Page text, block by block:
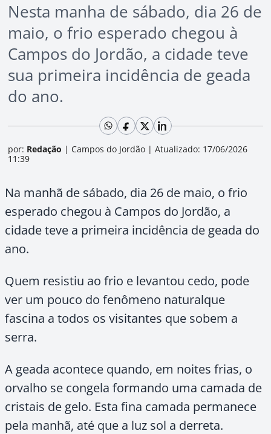
Nesta manha de sábado, dia 26 de
maio, o frio esperado chegou à
Campos do Jordão, a cidade teve
sua primeira incidência de geada
do ano.
por: Redação | Campos do Jordão | Atualizado: 17/06/2026
11:39
Na manhã de sábado, dia 26 de maio, o frio
esperado chegou à Campos do Jordão, a
cidade teve a primeira incidência de geada do
ano.
Quem resistiu ao frio e levantou cedo, pode
ver um pouco do fenômeno naturalque
fascina a todos os visitantes que sobem a
serra.
A geada acontece quando, em noites frias, o
orvalho se congela formando uma camada de
cristais de gelo. Esta fina camada permanece
pela manhã, até que a luz sol a derreta.